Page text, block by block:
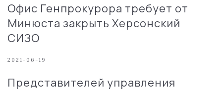
Офис Генпрокурора требует от
Минюста закрыть Херсонский
СИЗО
2021-06-19
Представителей управления